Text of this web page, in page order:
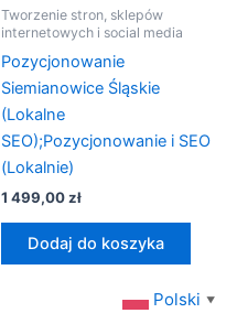
Tworzenie stron, sklepów
internetowych i social media
Pozycjonowanie
Siemianowice Śląskie
(Lokalne
SEO);Pozycjonowanie i SEO
(Lokalnie)
1 499,00zł
Dodaj do koszyka
Polski ▼